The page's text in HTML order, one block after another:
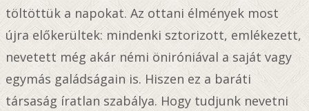
töltöttük a napokat. Az ottani élmények most
újra előkerültek: mindenki sztorizott, emlékezett,
nevetett még akár némi öniróniával a saját vagy
egymás galádságain is. Hiszen ez a baráti
társaság íratlan szabálya. Hogy tudjunk nevetni